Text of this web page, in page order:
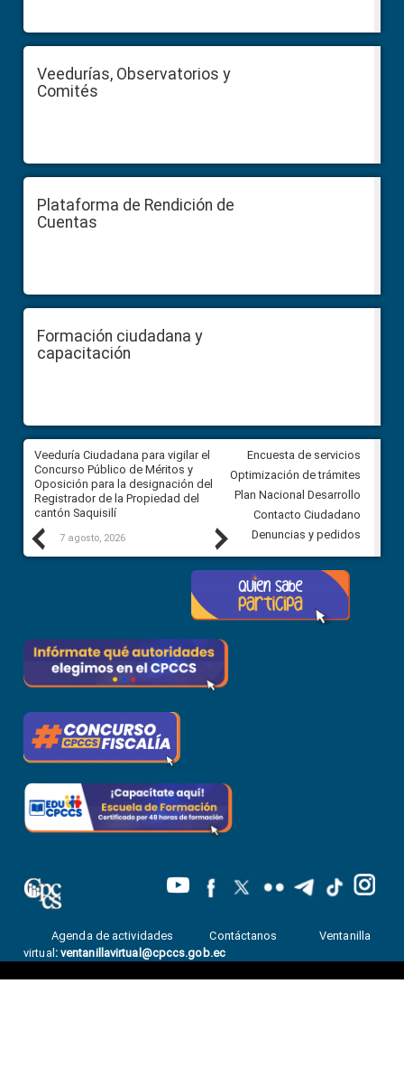
Veedurías, Observatorios y
Comités
Plataforma de Rendición de
Cuentas
Formación ciudadana y
capacitación
Previous
Veeduría Ciudadana para vigilar el
Concurso Público de Méritos y
Oposición para la designación del
Registrador de la Propiedad del
cantón Saquisilí
7 agosto, 2026
Veeduría Ciudadana para
construcción del asfaltado de
Ballenita del cantón Santa
7 agosto, 2026
Next
Encuesta de servicios
Optimización de trámites
Plan Nacional Desarrollo
Contacto Ciudadano
Denuncias y pedidos
Agenda de actividades Contáctanos
Ventanilla
virtual : ventanillavirtual@cpccs.gob.ec